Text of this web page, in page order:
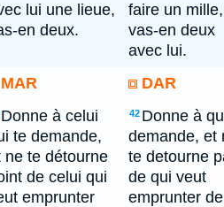
lui une lieue,
en deux.
faire un mille,
vas-en deux
avec lui.
MAR DAR
Donne à celui
te demande,
ne te détourne
de celui qui
emprunter
42 Donne à
demande, et
te detourne
de qui veut
emprunter